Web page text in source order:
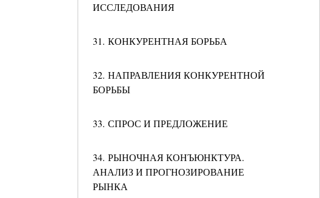
ИССЛЕДОВАНИЯ
31. КОНКУРЕНТНАЯ БОРЬБА
32. НАПРАВЛЕНИЯ КОНКУРЕНТНОЙ
БОРЬБЫ
33. СПРОС И ПРЕДЛОЖЕНИЕ
34. РЫНОЧНАЯ КОНЪЮНКТУРА.
АНАЛИЗ И ПРОГНОЗИРОВАНИЕ
РЫНКА